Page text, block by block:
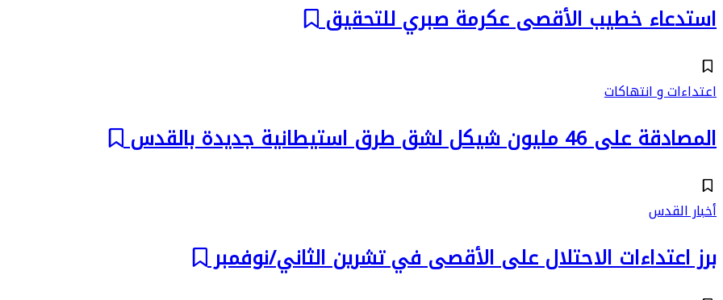
استدعاء خطيب الأقصى عكرمة صبري للتحقيق
اعتداءات و انتهاكات
المصادقة على 46 مليون شيكل لشق طرق استيطانية جديدة بالقدس
أخبار القدس
برز اعتداءات الاحتلال على الأقصى في تشرين الثاني/نوفمبر